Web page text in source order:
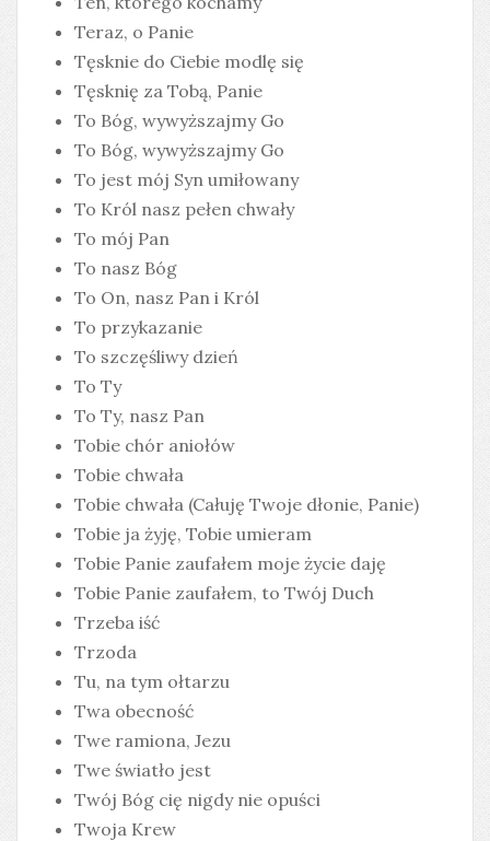
Teraz, o Panie
Tęsknie do Ciebie modlę się
Tęsknię za Tobą, Panie
To Bóg, wywyższajmy Go
To Bóg, wywyższajmy Go
To jest mój Syn umiłowany
To Król nasz pełen chwały
To mój Pan
To nasz Bóg
To On, nasz Pan i Król
To przykazanie
To szczęśliwy dzień
To Ty
To Ty, nasz Pan
Tobie chór aniołów
Tobie chwała
Tobie chwała (Całuję Twoje dłonie, Panie)
Tobie ja żyję, Tobie umieram
Tobie Panie zaufałem moje życie daję
Tobie Panie zaufałem, to Twój Duch
Trzeba iść
Trzoda
Tu, na tym ołtarzu
Twa obecność
Twe ramiona, Jezu
Twe światło jest
Twój Bóg cię nigdy nie opuści
Twoja Krew